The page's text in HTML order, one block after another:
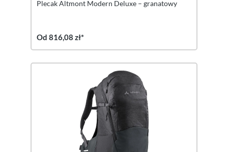
Plecak Altmont Modern Deluxe – granatowy
Od 816,08 zł*